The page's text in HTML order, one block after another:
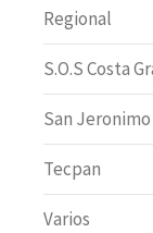
Regional
S.O.S Costa
San Jeronimo
Tecpan
Varios